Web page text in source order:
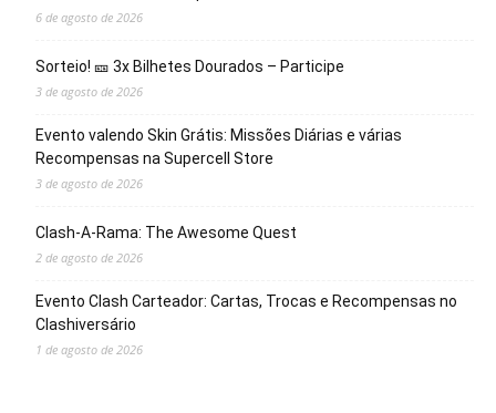
6 de agosto de 2026
Sorteio! 🎫 3x Bilhetes Dourados – Participe
3 de agosto de 2026
Evento valendo Skin Grátis: Missões Diárias e várias
Recompensas na Supercell Store
3 de agosto de 2026
Clash-A-Rama: The Awesome Quest
2 de agosto de 2026
Evento Clash Carteador: Cartas, Trocas e Recompensas no
Clashiversário
1 de agosto de 2026